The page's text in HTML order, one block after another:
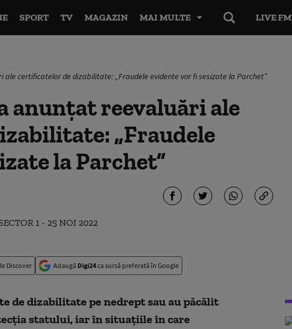
LIVE FM
SPORT TV MAGAZIN MAI MULTE
ale certificatelor de dizabilitate: „Fraudele evidente vor fi sesizate la Parchet”
reevaluări ale
„Fraudele
la Parchet”
Discover Adaugă Digi24ca sursă preferată în Google
de dizabilitate pe nedrept sau au păcălit
statului, iar în situațiile în care